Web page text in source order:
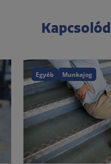
Egyéb Munkajog